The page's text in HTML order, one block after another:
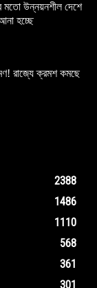
মতো উন্নয়নশীল দেশে
হচ্ছে
রাজ্যে ক্রমশ কমছে
2388
1486
1110
568
361
301